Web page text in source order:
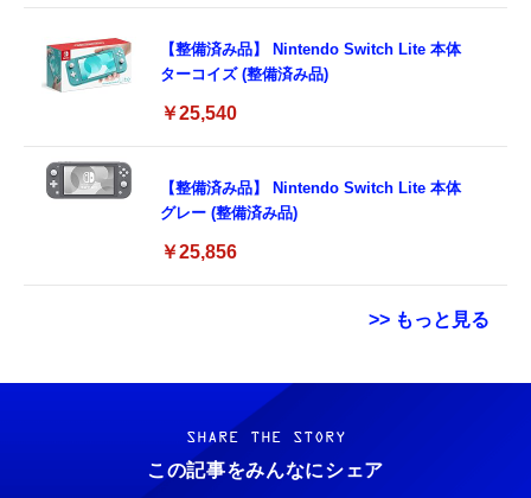
【整備済み品】 Nintendo Switch Lite 本体
ターコイズ (整備済み品)
￥25,540
【整備済み品】 Nintendo Switch Lite 本体
グレー (整備済み品)
￥25,856
>> もっと見る
Hanye SSD 512GB PCIe Gen4x4 M.2 NVMe
2280 ヒートシンク搭載 新型PS5 / PS5動作確
認済み R:7100MB/s W:4800MB/s 高耐久3D
NAND TLC HE70 正規代理店品メーカー5年保
証
￥14,981
12cm HDMI延長ケーブル Fire TV Stick対応
オス-メス アダプター
￥880
ハート(Heart) ちょこぶろっくしーるたまごっ
ちみんな アップルソーダ味 ガム/食玩 [BOX
販売/8個セット]
￥2,598
SHARE THE STORY
この記事をみんなにシェア